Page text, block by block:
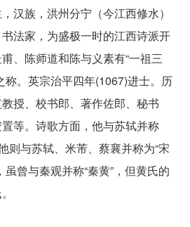
汉族，洪州分宁（今江西修水）
法家，为盛极一时的江西诗派开
、陈师道和陈与义素有“一祖三
称。英宗治平四年(1067)进士。历
授、校书郎、著作佐郎、秘书
等。诗歌方面，他与苏轼并称
则与苏轼、米芾、蔡襄并称为“宋
曾与秦观并称“秦黄”，但黄氏的